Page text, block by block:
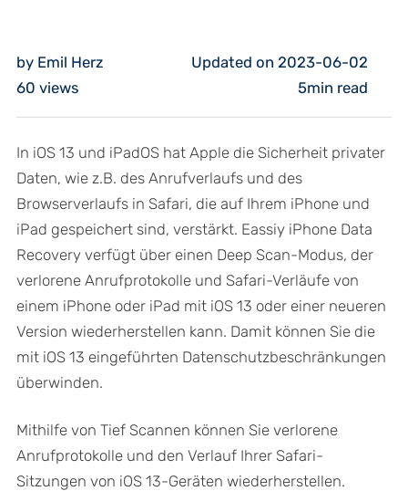
by Emil Herz
Updated on 2023-06-02
60 views 5min read
In iOS 13 und iPadOS hat Apple die Sicherheit privater
Daten, wie z.B. des Anrufverlaufs und des
Browserverlaufs in Safari, die auf Ihrem iPhone und
iPad gespeichert sind, verstärkt. Eassiy iPhone Data
Recovery verfügt über einen Deep Scan-Modus, der
verlorene Anrufprotokolle und Safari-Verläufe von
einem iPhone oder iPad mit iOS 13 oder einer neueren
Version wiederherstellen kann. Damit können Sie die
mit iOS 13 eingeführten Datenschutzbeschränkungen
überwinden.
Mithilfe von Tief Scannen können Sie verlorene
Anrufprotokolle und den Verlauf Ihrer Safari-
Sitzungen von iOS 13-Geräten wiederherstellen.